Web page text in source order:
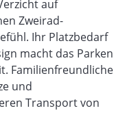
auf
Zweirad-
Ihr Platzbedarf
macht das Parken
Familienfreundliche
und
Transport von